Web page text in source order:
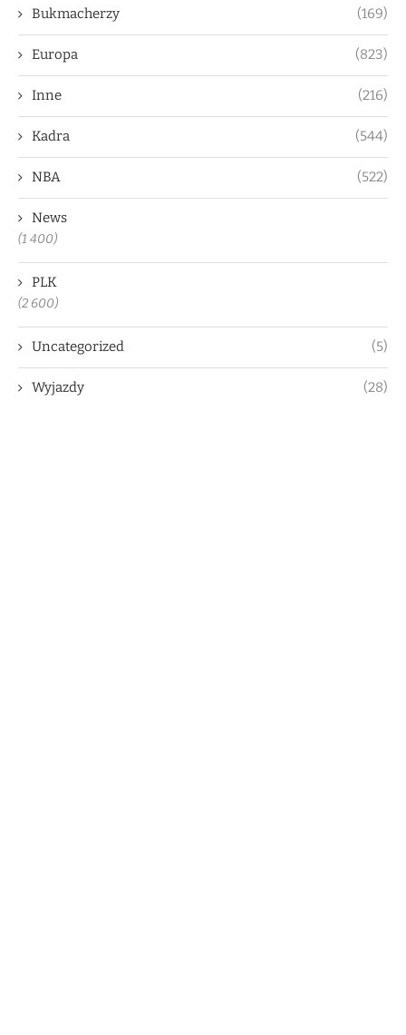
Bukmacherzy (169)
Europa (823)
Inne (216)
Kadra (544)
NBA (522)
News
(1 400)
PLK
(2 600)
Uncategorized (5)
Wyjazdy (28)